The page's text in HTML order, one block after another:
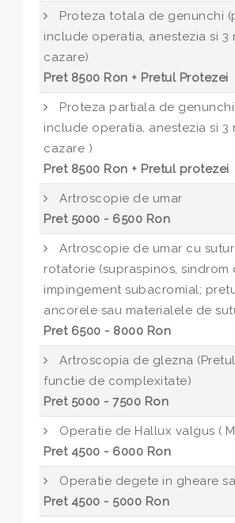
Proteza totala de genunchi
include operatia, anestezia si 3
cazare)
Pret 8500 Ron + Pretul Protezei
Proteza partiala de
include operatia, anestezia si 3
cazare )
Pret 8500 Ron + Pretul protezei
Artroscopie de umar
Pret 5000 - 6500 Ron
Artroscopie de umar cu
rotatorie (supraspinos, sindrom
impingement subacromial;
ancorele sau materialele de
Pret 6500 - 8000 Ron
Artroscopia de glezna
functie de complexitate)
Pret 5000 - 7500 Ron
Operatie de Hallux valgus (
Pret 4500 - 6000 Ron
Operatie degete in gheare
Pret 4500 - 5000 Ron